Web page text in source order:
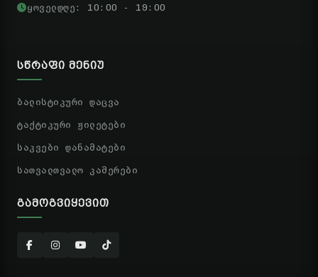
ყოველდღე: 10:00 - 19:00
ᲡᲬᲠᲐᲤᲘ ᲛᲔᲜᲘᲣ
ბალისტიკური დაცვა
ტაქტიკური ჟილეტები
საკვები დანამატები
სათვალთვალო კამერები
ᲒᲐᲛᲝᲒᲕᲘᲧᲔᲕᲘᲗ